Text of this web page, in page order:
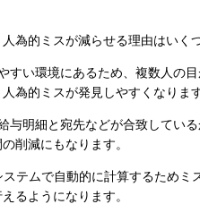
為的ミスが減らせる理由はいく
すい環境にあるため、複数人の
為的ミスが発見しやすくなります
与明細と宛先などが合致してい
削減にもなります。
テムで自動的に計算するためミ
るようになります。